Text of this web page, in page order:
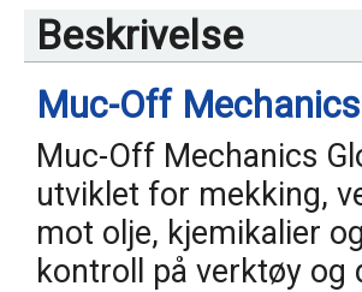
Beskrivelse
Muc-Off
Muc-Off Mechanics
utviklet for mekking,
mot olje, kjemikalier
kontroll på verktøy og